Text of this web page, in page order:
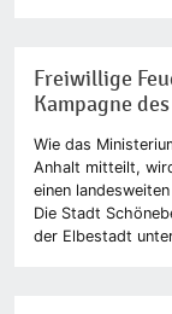
Freiwillige
Kampagne
Wie das
Anhalt mitteilt,
einen
Die Stadt
der Elbestadt